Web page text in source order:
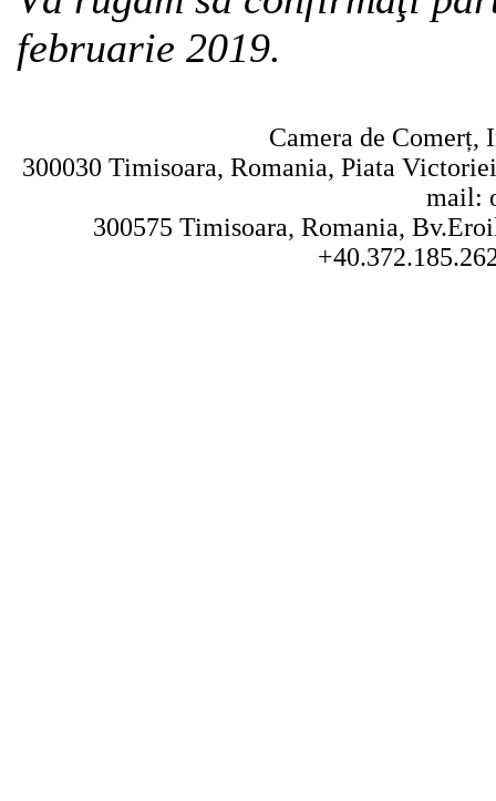
februarie 2019.
Camera de
300030 Timisoara, Romania, Piata
mail:
300575 Timisoara, Romania,